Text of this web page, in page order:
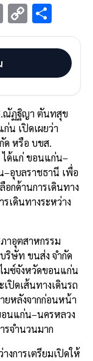
E
m
ai
l
C
o
py
Li
n
k
h
ar
e
.ณัฏฐิญา ตันทสุข
น เปิดเผยว่า
ด หรือ บขส.
ได้แก่ ขอนแก่น–
อุบลราชธานี เพื่อ
กด้านการเดินทาง
เดินทางระหว่าง
าอุตสาหกรรม
ริษัท ขนส่ง จำกัด
มซ์จังหวัดขอนแก่น
ปิดเส้นทางเดินรถ
ยหลังจากก่อนหน้า
นแก่น–นครหลวง
รจำนวนมาก
งการเตรียมเปิดให้